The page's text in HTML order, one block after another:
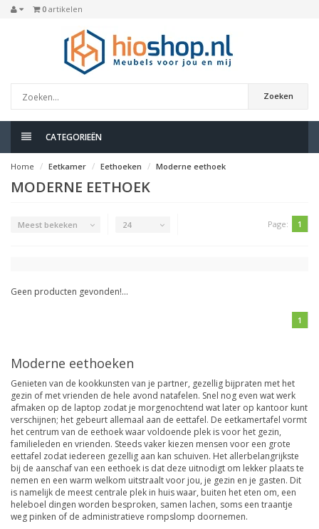
0 artikelen
Zoeken
CATEGORIEËN
Home Eetkamer Eethoeken Moderne eethoek
MODERNE EETHOEK
Meest bekeken 24 Page: 1
Geen producten gevonden!...
1
Moderne eethoeken
Genieten van de kookkunsten van je partner, gezellig bijpraten met het
gezin of met vrienden de hele avond natafelen. Snel nog even wat werk
afmaken op de laptop zodat je morgenochtend wat later op kantoor kunt
verschijnen; het gebeurt allemaal aan de eettafel. De eetkamertafel vormt
het centrum van de eethoek waar voldoende plek is voor het gezin,
familieleden en vrienden. Steeds vaker kiezen mensen voor een grote
eettafel zodat iedereen gezellig aan kan schuiven. Het allerbelangrijkste
bij de aanschaf van een eethoek is dat deze uitnodigt om lekker plaats te
nemen en een warm welkom uitstraalt voor jou, je gezin en je gasten. Dit
is namelijk de meest centrale plek in huis waar, buiten het eten om, een
heleboel dingen worden besproken, samen lachen, soms een traantje
weg pinken of de administratieve rompslomp doornemen.